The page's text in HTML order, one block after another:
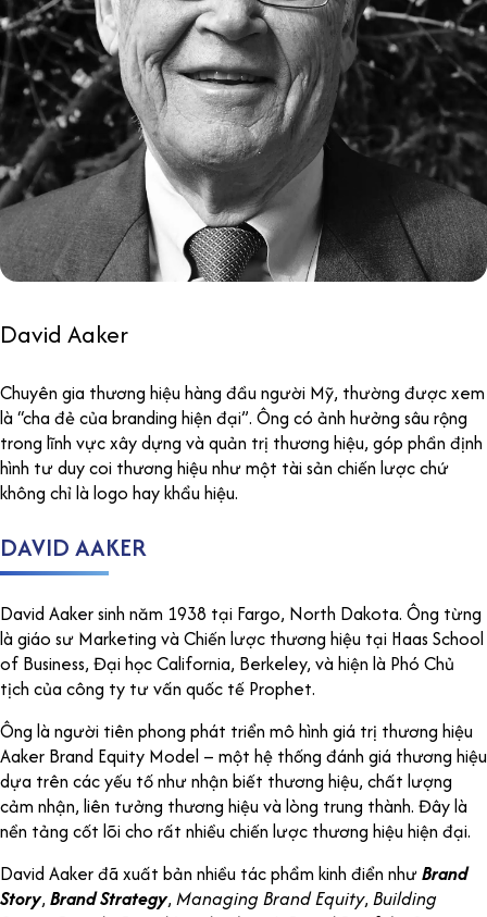
David Aaker
Chuyên gia thương hiệu hàng đầu người Mỹ, thường được xem
là “cha đẻ của branding hiện đại”. Ông có ảnh hưởng sâu rộng
trong lĩnh vực xây dựng và quản trị thương hiệu, góp phần định
hình tư duy coi thương hiệu như một tài sản chiến lược chứ
không chỉ là logo hay khẩu hiệu.
DAVID AAKER
David Aaker sinh năm 1938 tại Fargo, North Dakota. Ông từng
là giáo sư Marketing và Chiến lược thương hiệu tại Haas School
of Business, Đại học California, Berkeley, và hiện là Phó Chủ
tịch của công ty tư vấn quốc tế Prophet.
Ông là người tiên phong phát triển mô hình giá trị thương hiệu
Aaker Brand Equity Model – một hệ thống đánh giá thương hiệu
dựa trên các yếu tố như nhận biết thương hiệu, chất lượng
cảm nhận, liên tưởng thương hiệu và lòng trung thành. Đây là
nền tảng cốt lõi cho rất nhiều chiến lược thương hiệu hiện đại.
David Aaker đã xuất bản nhiều tác phẩm kinh điển nhưBrand
Story, Brand Strategy, Managing Brand Equity, Building